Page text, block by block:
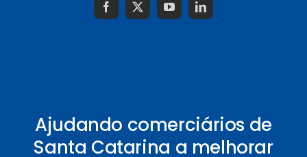
Ajudando comerciários de
Santa Catarina a melhorar